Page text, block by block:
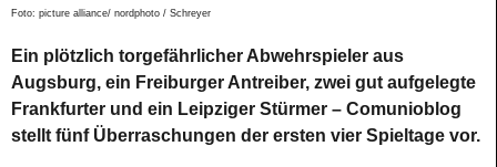
Foto: picture alliance/ nordphoto / Schreyer
Ein plötzlich torgefährlicher Abwehrspieler aus
Augsburg, ein Freiburger Antreiber, zwei gut aufgelegte
Frankfurter und ein Leipziger Stürmer – Comunioblog
stellt fünf Überraschungen der ersten vier Spieltage vor.